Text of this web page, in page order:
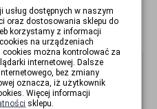
KLS DARE
zł
usług dostępnych w naszym
oraz dostosowania sklepu do
korzystamy z informacji
na urządzeniach
cookies można kontrolować za
internetowej. Dalsze
bez zmiany
oznacza, iż użytkownik
Więcej informacji
sklepu.